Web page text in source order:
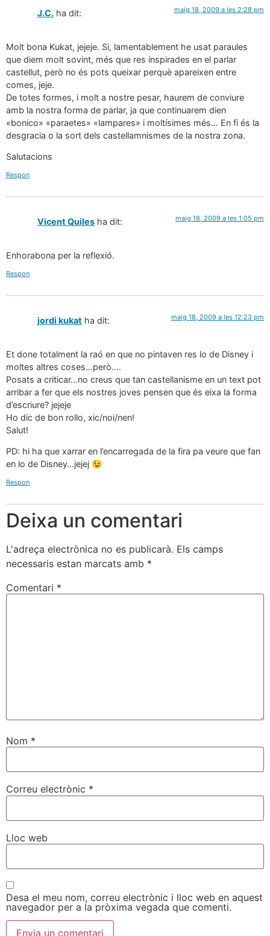
J.C. ha dit: maig 18, 2009 a les 2:28 pm
Molt bona Kukat, jejeje. Si, lamentablement he usat paraules
que diem molt sovint, més que res inspirades en el parlar
castellut, però no és pots queixar perquè apareixen entre
comes, jeje.
De totes formes, i molt a nostre pesar, haurem de conviure
amb la nostra forma de parlar, ja que continuarem dien
«bonico» «paraetes» «lampares» i moltísimes més… En fi és la
desgracia o la sort dels castellamnismes de la nostra zona.
Salutacions
Respon
Vicent Quiles ha dit: maig 18, 2009 a les 1:05 pm
Enhorabona per la reflexió.
Respon
jordi kukat ha dit: maig 18, 2009 a les 12:23 pm
Et done totalment la raó en que no pintaven res lo de Disney i
moltes altres coses…però….
Posats a criticar…no creus que tan castellanisme en un text pot
arribar a fer que els nostres joves pensen que és eixa la forma
d’escriure? jejeje
Ho dic de bon rollo, xic/noi/nen!
Salut!
PD: hi ha que xarrar en l’encarregada de la fira pa veure que fan
en lo de Disney…jejej 😉
Respon
Deixa un comentari
L'adreça electrònica no es publicarà. Els camps
necessaris estan marcats amb *
Comentari *
Nom *
Correu electrònic *
Lloc web
Desa el meu nom, correu electrònic i lloc web en aquest
navegador per a la pròxima vegada que comenti.